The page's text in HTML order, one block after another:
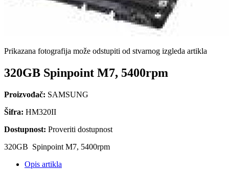
Prikazana fotografija može odstupiti od stvarnog izgleda artikla
320GB Spinpoint M7, 5400rpm
Proizvođač: SAMSUNG
Šifra: HM320II
Dostupnost: Proveriti dostupnost
320GB Spinpoint M7, 5400rpm
Opis artikla